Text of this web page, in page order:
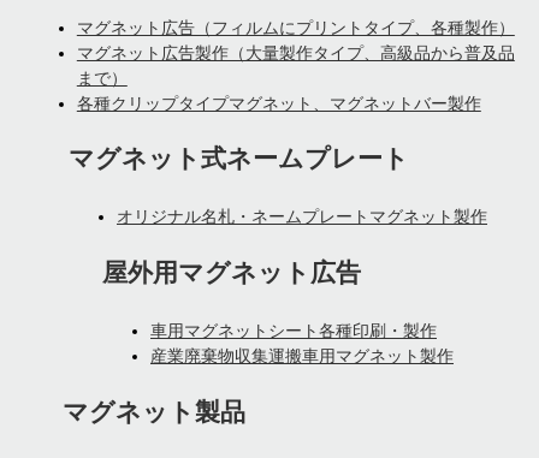
マグネット広告（フィルムにプリントタイプ、各種製作）
マグネット広告製作（大量製作タイプ、高級品から普及品
まで）
各種クリップタイプマグネット、マグネットバー製作
マグネット式ネームプレート
オリジナル名札・ネームプレートマグネット製作
屋外用マグネット広告
車用マグネットシート各種印刷・製作
産業廃棄物収集運搬車用マグネット製作
マグネット製品